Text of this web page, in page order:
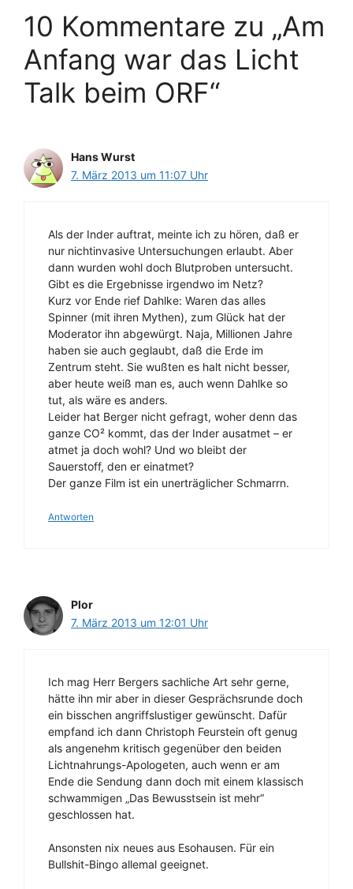
10 Kommentare zu „Am
Anfang war das Licht
Talk beim ORF“
Hans Wurst
7. März 2013 um 11:07 Uhr
Als der Inder auftrat, meinte ich zu hören, daß er
nur nichtinvasive Untersuchungen erlaubt. Aber
dann wurden wohl doch Blutproben untersucht.
Gibt es die Ergebnisse irgendwo im Netz?
Kurz vor Ende rief Dahlke: Waren das alles
Spinner (mit ihren Mythen), zum Glück hat der
Moderator ihn abgewürgt. Naja, Millionen Jahre
haben sie auch geglaubt, daß die Erde im
Zentrum steht. Sie wußten es halt nicht besser,
aber heute weiß man es, auch wenn Dahlke so
tut, als wäre es anders.
Leider hat Berger nicht gefragt, woher denn das
ganze CO² kommt, das der Inder ausatmet – er
atmet ja doch wohl? Und wo bleibt der
Sauerstoff, den er einatmet?
Der ganze Film ist ein unerträglicher Schmarrn.
Antworten
Plor
7. März 2013 um 12:01 Uhr
Ich mag Herr Bergers sachliche Art sehr gerne,
hätte ihn mir aber in dieser Gesprächsrunde doch
ein bisschen angriffslustiger gewünscht. Dafür
empfand ich dann Christoph Feurstein oft genug
als angenehm kritisch gegenüber den beiden
Lichtnahrungs-Apologeten, auch wenn er am
Ende die Sendung dann doch mit einem klassisch
schwammigen „Das Bewusstsein ist mehr“
geschlossen hat.
Ansonsten nix neues aus Esohausen. Für ein
Bullshit-Bingo allemal geeignet.